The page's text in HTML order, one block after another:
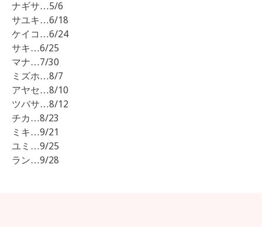
ナギサ…5/6
サユキ…6/18
ケイコ…6/24
サキ…6/25
マナ…7/30
ミズホ…8/7
アヤセ…8/10
ツバサ…8/12
チカ…8/23
ミキ…9/21
ユミ…9/25
ラン…9/28